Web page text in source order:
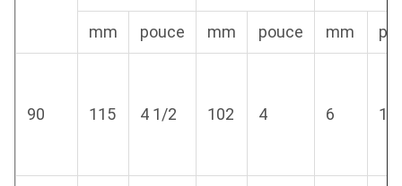
mm pouce mm pouce mm
90 115 4 1/2 102 4 6